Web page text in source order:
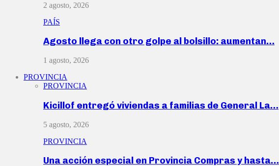
2 agosto, 2026
PAÍS
Agosto llega con otro golpe al bolsillo: aumentan…
1 agosto, 2026
PROVINCIA
PROVINCIA
Kicillof entregó viviendas a familias de General La…
5 agosto, 2026
PROVINCIA
Una acción especial en Provincia Compras y hasta…